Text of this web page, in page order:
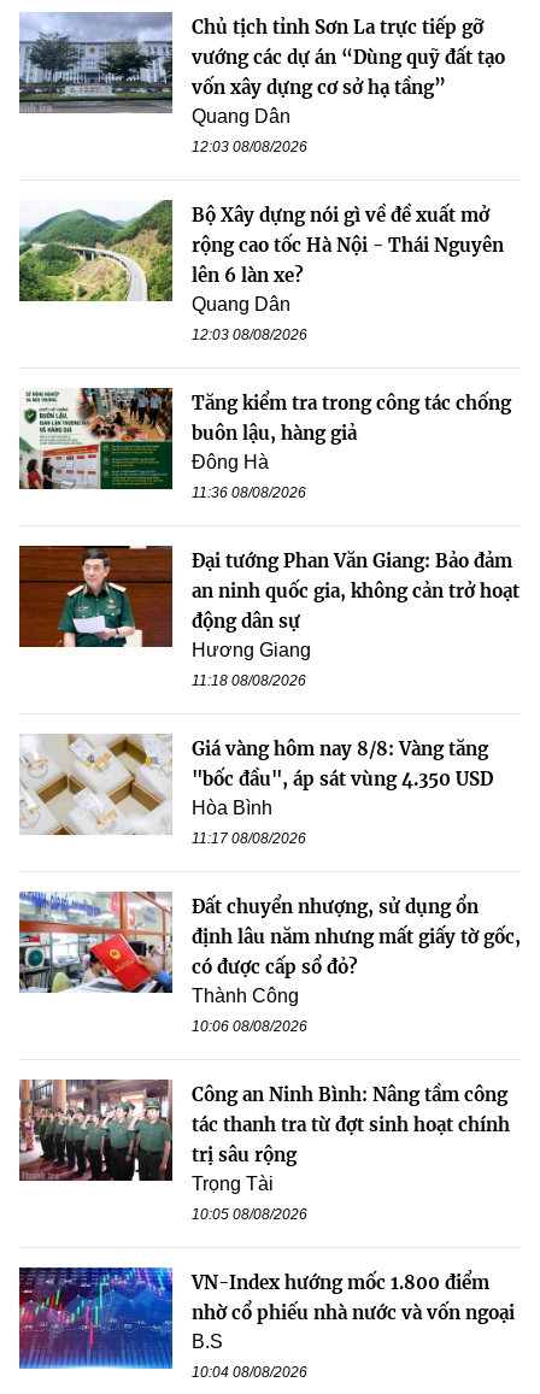
Chủ tịch tỉnh Sơn La trực tiếp gỡ
vướng các dự án “Dùng quỹ đất tạo
vốn xây dựng cơ sở hạ tầng”
Quang Dân
12:03 08/08/2026
Bộ Xây dựng nói gì về đề xuất mở
rộng cao tốc Hà Nội - Thái Nguyên
lên 6 làn xe?
Quang Dân
12:03 08/08/2026
Tăng kiểm tra trong công tác chống
buôn lậu, hàng giả
Đông Hà
11:36 08/08/2026
Đại tướng Phan Văn Giang: Bảo đảm
an ninh quốc gia, không cản trở hoạt
động dân sự
Hương Giang
11:18 08/08/2026
Giá vàng hôm nay 8/8: Vàng tăng
"bốc đầu", áp sát vùng 4.350 USD
Hòa Bình
11:17 08/08/2026
Đất chuyển nhượng, sử dụng ổn
định lâu năm nhưng mất giấy tờ gốc,
có được cấp sổ đỏ?
Thành Công
10:06 08/08/2026
Công an Ninh Bình: Nâng tầm công
tác thanh tra từ đợt sinh hoạt chính
trị sâu rộng
Trọng Tài
10:05 08/08/2026
VN-Index hướng mốc 1.800 điểm
nhờ cổ phiếu nhà nước và vốn ngoại
B.S
10:04 08/08/2026